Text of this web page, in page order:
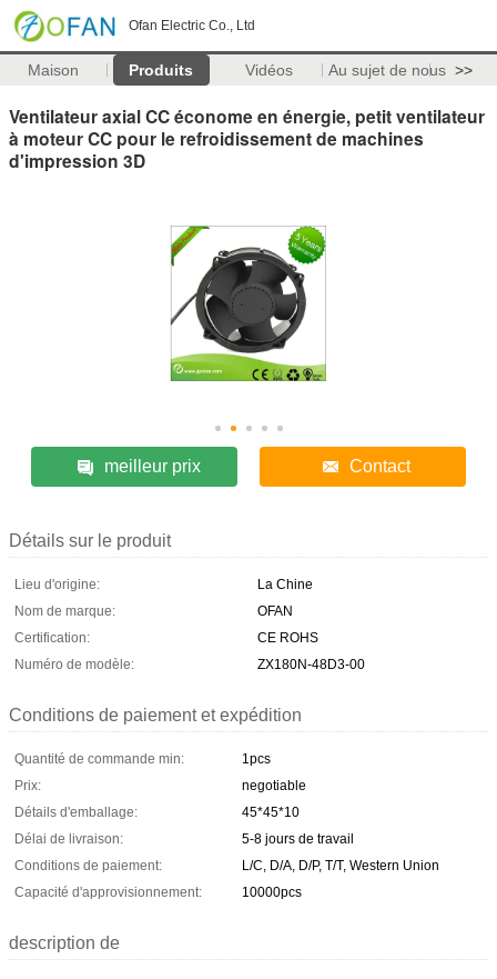
Ofan Electric Co., Ltd
Maison Produits Vidéos Au sujet de nous >>
Ventilateur axial CC économe en énergie, petit ventilateur
à moteur CC pour le refroidissement de machines
d'impression 3D
meilleur prix Contact
Détails sur le produit
Lieu d'origine:
La Chine
Nom de marque:
OFAN
Certification:
CE ROHS
Numéro de modèle:
ZX180N-48D3-00
Conditions de paiement et expédition
Quantité de commande min:
1pcs
Prix:
negotiable
Détails d'emballage:
45*45*10
Délai de livraison:
5-8 jours de travail
Conditions de paiement:
L/C, D/A, D/P, T/T, Western Union
Capacité d'approvisionnement:
10000pcs
description de